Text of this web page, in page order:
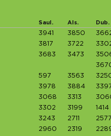
Saul. Als. Dub.
3941 3850
3817 3722
3683 3473
597 3563
3978 3884
3068 3313
3302 3199 1414
3243 2711 2577
2960 2319